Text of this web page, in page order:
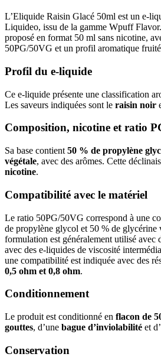
L’Eliquide Raisin Glacé 50ml est un e-
Liquideo, issu de la gamme Wpuff
proposé en format 50 ml sans nicotine,
50PG/50VG et un profil aromatique
Profil du e-liquide
Ce e-liquide présente une classification
Les saveurs indiquées sont le raisin noir
Composition, nicotine et ratio
Sa base contient 50 % de propylène
végétale, avec des arômes. Cette
nicotine.
Compatibilité avec le matériel
Le ratio 50PG/50VG correspond à une
de propylène glycol et 50 % de glycérine
formulation est généralement utilisé avec
avec des e-liquides de viscosité
une compatibilité est indiquée avec des
0,5 ohm et 0,8 ohm.
Conditionnement
Le produit est conditionné en flacon de
gouttes, d’une bague d’inviolabilité et
Conservation